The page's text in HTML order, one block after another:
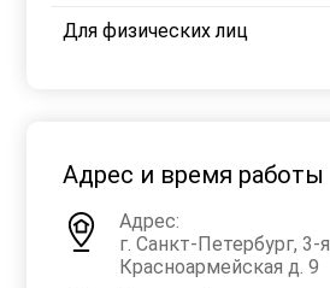
Для физических лиц
Адрес и время работы
Адрес:
г. Санкт-Петербург, 3-я
Красноармейская д. 9